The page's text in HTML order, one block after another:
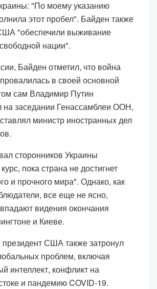
"По моему указанию
этот пробел". Байден также
"обеспечили выживание
нации".
Байден отметил, что война
в своей основной
сам Владимир Путин
на заседании Генассамблеи ООН,
министр иностранных дел
сторонников Украины
пока страна не достигнет
и прочного мира". Однако, как
все еще не ясно,
видения окончания
и Киеве.
президент США также затронул
проблем, включая
интеллект, конфликт на
и пандемию COVID-19.